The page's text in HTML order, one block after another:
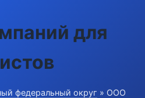
для
федеральный округ » ООО